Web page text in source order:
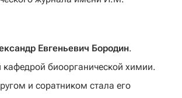
Евгеньевич Бородин.
биоорганической химии.
и соратником стала его